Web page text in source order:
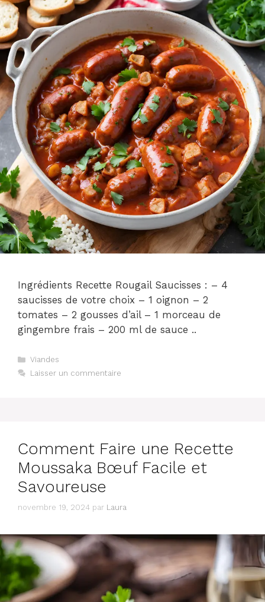
Ingrédients Recette Rougail Saucisses : – 4
saucisses de votre choix – 1 oignon – 2
tomates – 2 gousses d’ail – 1 morceau de
gingembre frais – 200 ml de sauce ..
Catégories
Viandes
Laisser un commentaire
Comment Faire une Recette
Moussaka Bœuf Facile et
Savoureuse
novembre 19, 2024 par Laura